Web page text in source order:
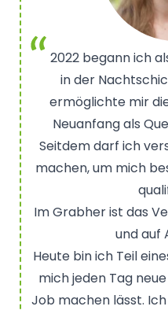
2022 begann ich
in der
ermöglichte mir
Neuanfang als
Seitdem darf ich
machen, um mich
Im Grabher ist das
und auf
Heute bin ich Teil
mich jeden Tag
Job machen lässt.